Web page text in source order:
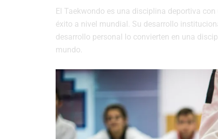
El Taekwondo es una disciplina deportiva
éxito a nivel mundial. Su desarrollo
desarrollo personal lo convierten en una
mundo.